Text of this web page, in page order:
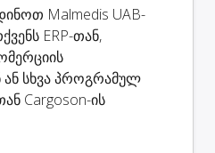
Malmedis UAB-
ERP-თან,
სხვა პროგრამულ
Cargoson-ის